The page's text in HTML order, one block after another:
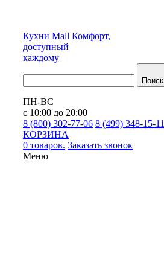
Кухни Mall Комфорт,
доступный
каждому
Поиск
ПН-ВС
с 10:00 до 20:00
8 (800) 302-77-06 8 (499) 348-15-11
КОРЗИНА
0 товаров. Заказать звонок
Меню